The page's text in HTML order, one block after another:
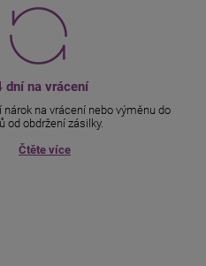
dní na vrácení
na vrácení nebo výměnu do
od obdržení zásilky.
Čtěte více